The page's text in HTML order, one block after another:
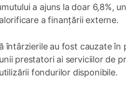
a ajuns la doar 6,8%,
a finanțării externe.
întârzierile au fost cauzate în
prestatori ai serviciilor de
fondurilor disponibile.